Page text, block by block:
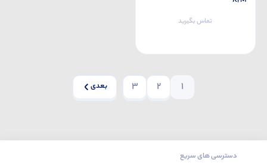
تماس بگیرید
1
2
3 بعدی
دسترسی های سریع